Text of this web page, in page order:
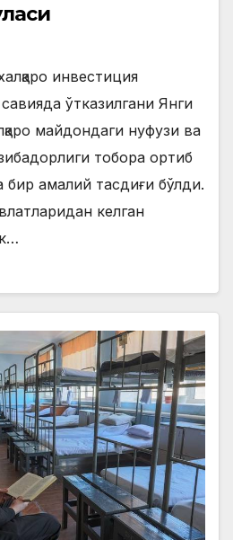
инвестиция
ўтказилгани Янги
майдондаги нуфузи ва
тобора ортиб
бир амалий тасдиғи бўлди.
келган